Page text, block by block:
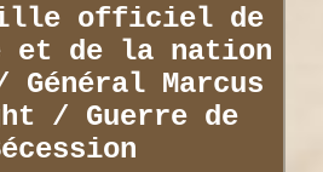
officiel de
et de la nation
Général Marcus
/ Guerre de